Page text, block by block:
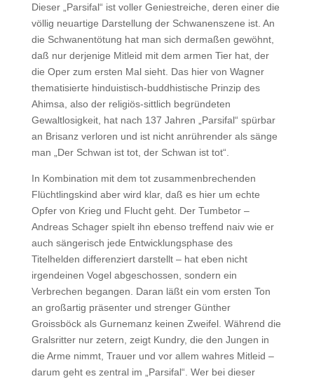
Dieser „Parsifal“ ist voller Geniestreiche, deren einer die
völlig neuartige Darstellung der Schwanenszene ist. An
die Schwanentötung hat man sich dermaßen gewöhnt,
daß nur derjenige Mitleid mit dem armen Tier hat, der
die Oper zum ersten Mal sieht. Das hier von Wagner
thematisierte hinduistisch-buddhistische Prinzip des
Ahimsa, also der religiös-sittlich begründeten
Gewaltlosigkeit, hat nach 137 Jahren „Parsifal“ spürbar
an Brisanz verloren und ist nicht anrührender als sänge
man „Der Schwan ist tot, der Schwan ist tot“.
In Kombination mit dem tot zusammenbrechenden
Flüchtlingskind aber wird klar, daß es hier um echte
Opfer von Krieg und Flucht geht. Der Tumbetor –
Andreas Schager spielt ihn ebenso treffend naiv wie er
auch sängerisch jede Entwicklungsphase des
Titelhelden differenziert darstellt – hat eben nicht
irgendeinen Vogel abgeschossen, sondern ein
Verbrechen begangen. Daran läßt ein vom ersten Ton
an großartig präsenter und strenger Günther
Groissböck als Gurnemanz keinen Zweifel. Während die
Gralsritter nur zetern, zeigt Kundry, die den Jungen in
die Arme nimmt, Trauer und vor allem wahres Mitleid –
darum geht es zentral im „Parsifal“. Wer bei dieser